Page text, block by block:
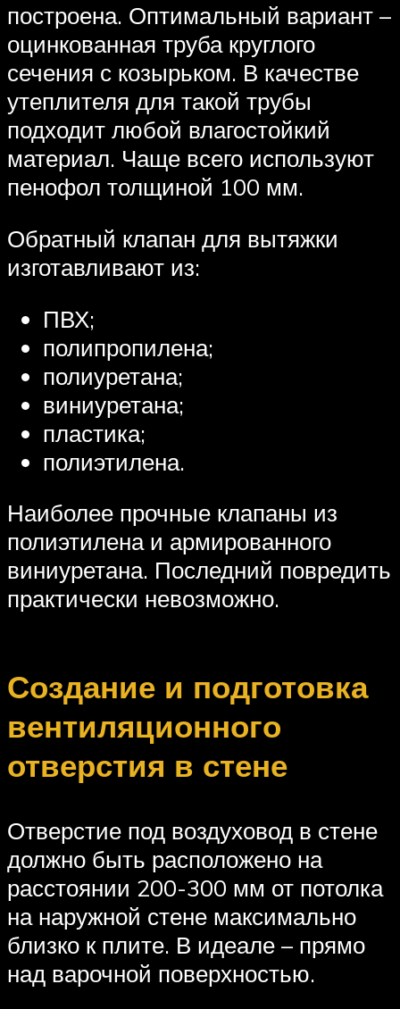
построена. Оптимальный вариант –
оцинкованная труба круглого
сечения с козырьком. В качестве
утеплителя для такой трубы
подходит любой влагостойкий
материал. Чаще всего используют
пенофол толщиной 100 мм.
Обратный клапан для вытяжки
изготавливают из:
ПВХ;
полипропилена;
полиуретана;
виниуретана;
пластика;
полиэтилена.
Наиболее прочные клапаны из
полиэтилена и армированного
виниуретана. Последний повредить
практически невозможно.
Создание и подготовка
вентиляционного
отверстия в стене
Отверстие под воздуховод в стене
должно быть расположено на
расстоянии 200-300 мм от потолка
на наружной стене максимально
близко к плите. В идеале – прямо
над варочной поверхностью.